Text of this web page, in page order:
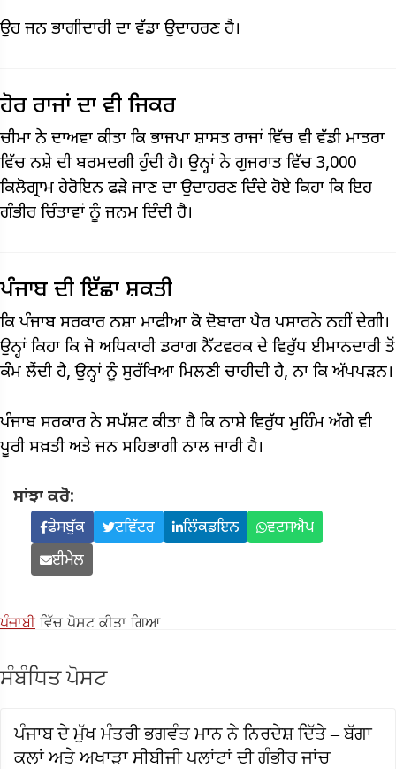
ਉਹ ਜਨ ਭਾਗੀਦਾਰੀ ਦਾ ਵੱਡਾ ਉਦਾਹਰਣ ਹੈ।
ਹੋਰ ਰਾਜਾਂ ਦਾ ਵੀ ਜਿਕਰ
ਚੀਮਾ ਨੇ ਦਾਅਵਾ ਕੀਤਾ ਕਿ ਭਾਜਪਾ ਸ਼ਾਸਤ ਰਾਜਾਂ ਵਿੱਚ ਵੀ ਵੱਡੀ ਮਾਤਰਾ
ਵਿੱਚ ਨਸ਼ੇ ਦੀ ਬਰਮਦਗੀ ਹੁੰਦੀ ਹੈ। ਉਨ੍ਹਾਂ ਨੇ ਗੁਜਰਾਤ ਵਿੱਚ 3,000
ਕਿਲੋਗ੍ਰਾਮ ਹੇਰੋਇਨ ਫੜੇ ਜਾਣ ਦਾ ਉਦਾਹਰਣ ਦਿੰਦੇ ਹੋਏ ਕਿਹਾ ਕਿ ਇਹ
ਗੰਭੀਰ ਚਿੰਤਾਵਾਂ ਨੂੰ ਜਨਮ ਦਿੰਦੀ ਹੈ।
ਪੰਜਾਬ ਦੀ ਇੱਛਾ ਸ਼ਕਤੀ
ਕਿ ਪੰਜਾਬ ਸਰਕਾਰ ਨਸ਼ਾ ਮਾਫੀਆ ਕੋ ਦੋਬਾਰਾ ਪੈਰ ਪਸਾਰਨੇ ਨਹੀਂ ਦੇਗੀ।
ਉਨ੍ਹਾਂ ਕਿਹਾ ਕਿ ਜੋ ਅਧਿਕਾਰੀ ਡਰਾਗ ਨੈੱਟਵਰਕ ਦੇ ਵਿਰੁੱਧ ਈਮਾਨਦਾਰੀ ਤੋਂ
ਕੰਮ ਲੈਂਦੀ ਹੈ, ਉਨ੍ਹਾਂ ਨੂੰ ਸੁਰੱਖਿਆ ਮਿਲਣੀ ਚਾਹੀਦੀ ਹੈ, ਨਾ ਕਿ ਅੱਪਪੜਨ।
ਪੰਜਾਬ ਸਰਕਾਰ ਨੇ ਸਪੱਸ਼ਟ ਕੀਤਾ ਹੈ ਕਿ ਨਾਸ਼ੇ ਵਿਰੁੱਧ ਮੁਹਿੰਮ ਅੱਗੇ ਵੀ
ਪੂਰੀ ਸਖ਼ਤੀ ਅਤੇ ਜਨ ਸਹਿਭਾਗੀ ਨਾਲ ਜਾਰੀ ਹੈ।
ਸਾਂਝਾ ਕਰੋ:
ਫੇਸਬੁੱਕ ਟਵਿੱਟਰ ਲਿੰਕਡਇਨ
ਵਟਸਐਪ
ਈਮੇਲ
ਪੰਜਾਬੀਵਿੱਚ ਪੋਸਟ ਕੀਤਾ ਗਿਆ
ਸੰਬੰਧਿਤ ਪੋਸਟ
ਪੰਜਾਬ ਦੇ ਮੁੱਖ ਮੰਤਰੀ ਭਗਵੰਤ ਮਾਨ ਨੇ ਨਿਰਦੇਸ਼ ਦਿੱਤੇ – ਬੱਗਾ
ਕਲਾਂ ਅਤੇ ਅਖਾੜਾ ਸੀਬੀਜੀ ਪਲਾਂਟਾਂ ਦੀ ਗੰਭੀਰ ਜਾਂਚ